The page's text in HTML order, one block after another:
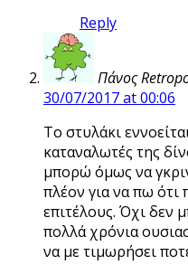
Reply
Πάνος
30/07/2017 at 00:06
Το στυλάκι
καταναλωτές της
μπορώ όμως να
πλέον για να πω ότι
επιτέλους. Όχι δεν
πολλά χρόνια
να με τιμωρήσει